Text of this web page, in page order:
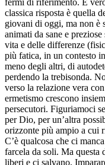
classica risposta è quella
giovani di oggi, ma non è
animati da sane e
vita e delle differenze
più fatica, in un contesto
meno degli altri, di
perdendo la trebisonda.
verso la relazione vera
ermetismo crescono
persecutori. Figuriamoci
per Dio, per un’altra
orizzonte più ampio a cui
C’è qualcosa che ci
farcela da soli. Ma questa
liberi e ci salvano.